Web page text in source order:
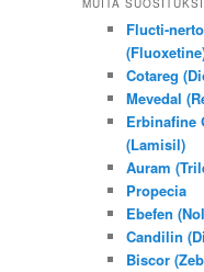
MUITA
Flucti-
Cotareg
Mevedal
Erbinafine
(Lamisil)
Auram
Propecia
Ebefen
Candilin
Biscor